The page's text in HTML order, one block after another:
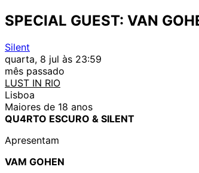
SPECIAL GUEST: VAN
Silent
quarta, 8 jul às 23:59
mês passado
LUST IN RIO
Lisboa
Maiores de 18 anos
QU4RTO ESCURO & SILENT
Apresentam
VAM GOHEN